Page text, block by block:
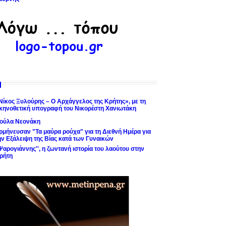
Ξυλούρης – Ο Αρχάγγελος της Κρήτης», με τη
υπογραφή του Νικορέστη Χανιωτάκη
Νεονάκη
"Τα μαύρα ρούχα" για τη Διεθνή Ημέρα για
Εξάλειψη της Βίας κατά των Γυναικών
η ζωντανή ιστορία του λαούτου στην